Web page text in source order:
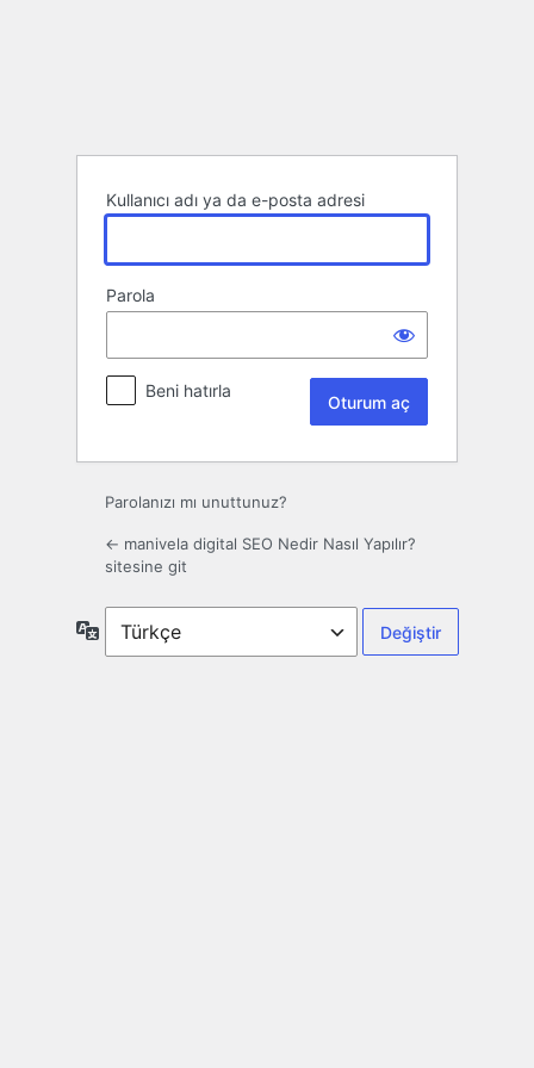
Kullanıcı adı ya da e-posta adresi
Parola
Beni hatırla
Parolanızı mı unuttunuz?
← manivela digital SEO Nedir Nasıl Yapılır?
sitesine git
Dil